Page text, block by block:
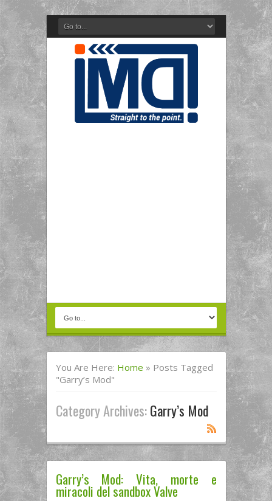
You Are Here: Home » Posts Tagged
"Garry’s Mod"
Category Archives:Garry’s Mod
Garry’s Mod: Vita, morte e
miracoli del sandbox Valve